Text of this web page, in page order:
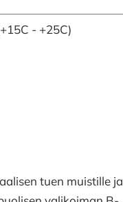
- +25C)
tuen muistille ja